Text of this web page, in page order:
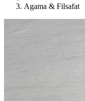
Agama & Filsafat